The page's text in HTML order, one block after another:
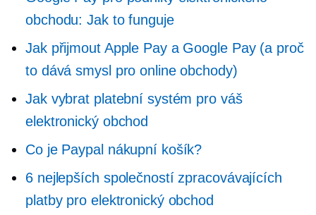
obchodu: Jak to funguje
Jak přijmout Apple Pay a Google Pay (a proč
to dává smysl pro online obchody)
Jak vybrat platební systém pro váš
elektronický obchod
Co je Paypal nákupní košík?
6 nejlepších společností zpracovávajících
platby pro elektronický obchod